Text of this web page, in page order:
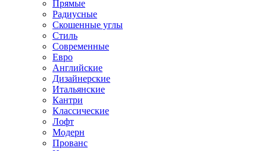
Прямые
Радиусные
Скошенные углы
Стиль
Современные
Евро
Английские
Дизайнерские
Итальянские
Кантри
Классические
Лофт
Модерн
Прованс